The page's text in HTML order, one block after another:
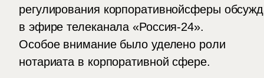
регулирования корпоративнойсферы
в эфире телеканала «Россия-24».
Особое внимание было уделено роли
нотариата в корпоративной сфере.